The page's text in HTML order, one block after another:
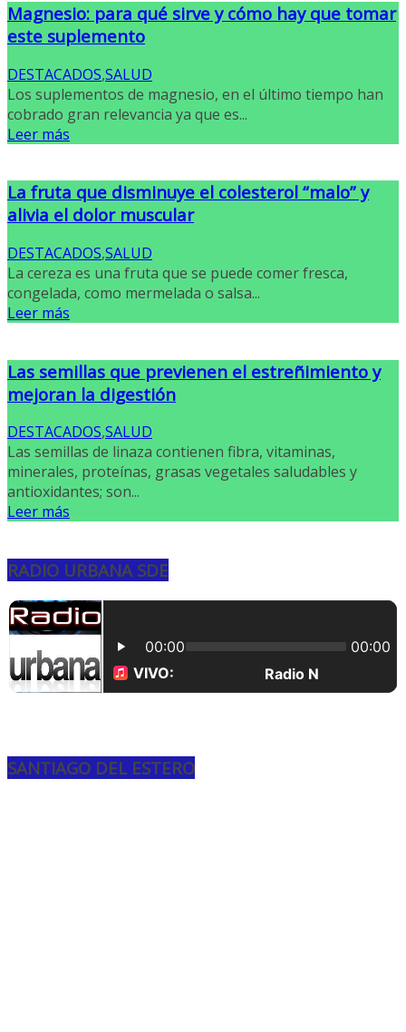
Magnesio: para qué sirve y cómo hay que tomar
este suplemento
DESTACADOS,SALUD
Los suplementos de magnesio, en el último tiempo han
cobrado gran relevancia ya que es...
Leer más
La fruta que disminuye el colesterol “malo” y
alivia el dolor muscular
DESTACADOS,SALUD
La cereza es una fruta que se puede comer fresca,
congelada, como mermelada o salsa...
Leer más
Las semillas que previenen el estreñimiento y
mejoran la digestión
DESTACADOS,SALUD
Las semillas de linaza contienen fibra, vitaminas,
minerales, proteínas, grasas vegetales saludables y
antioxidantes; son...
Leer más
RADIO URBANA SDE
SANTIAGO DEL ESTERO